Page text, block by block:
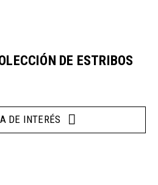
DE ESTRIBOS
DE INTERÉS